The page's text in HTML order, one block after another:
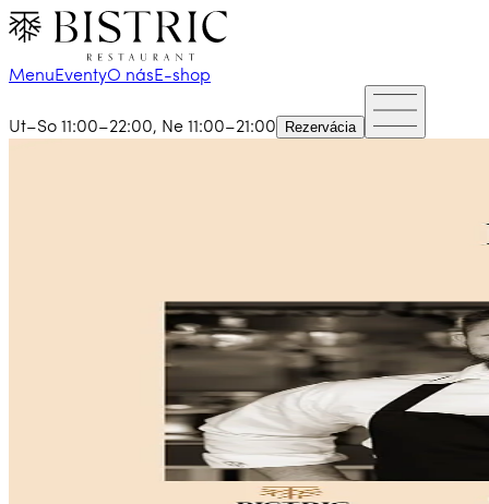
MenuEventyO násE-shop
Ut–So 11:00–22:00, Ne 11:00–21:00 Rezervácia